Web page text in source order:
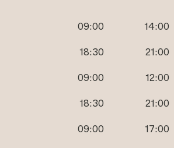
09:00 14:00
18:30 21:00
09:00 12:00
18:30 21:00
09:00 17:00